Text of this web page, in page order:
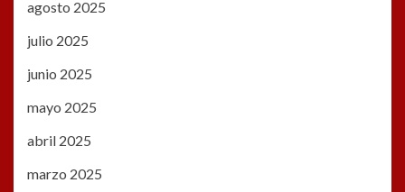
agosto 2025
julio 2025
junio 2025
mayo 2025
abril 2025
marzo 2025